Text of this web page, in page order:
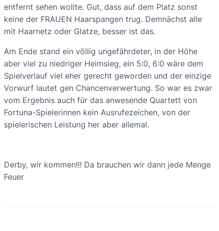
entfernt sehen wollte. Gut, dass auf dem Platz sonst
keine der FRAUEN Haarspangen trug. Demnächst alle
mit Haarnetz oder Glatze, besser ist das.
Am Ende stand ein völlig ungefährdeter, in der Höhe
aber viel zu niedriger Heimsieg, ein 5:0, 6:0 wäre dem
Spielverlauf viel eher gerecht geworden und der einzige
Vorwurf lautet gen Chancenverwertung. So war es zwar
vom Ergebnis auch für das anwesende Quartett von
Fortuna-Spielerinnen kein Ausrufezeichen, von der
spielerischen Leistung her aber allemal.
Derby, wir kommen!!! Da brauchen wir dann jede Menge
Feuer